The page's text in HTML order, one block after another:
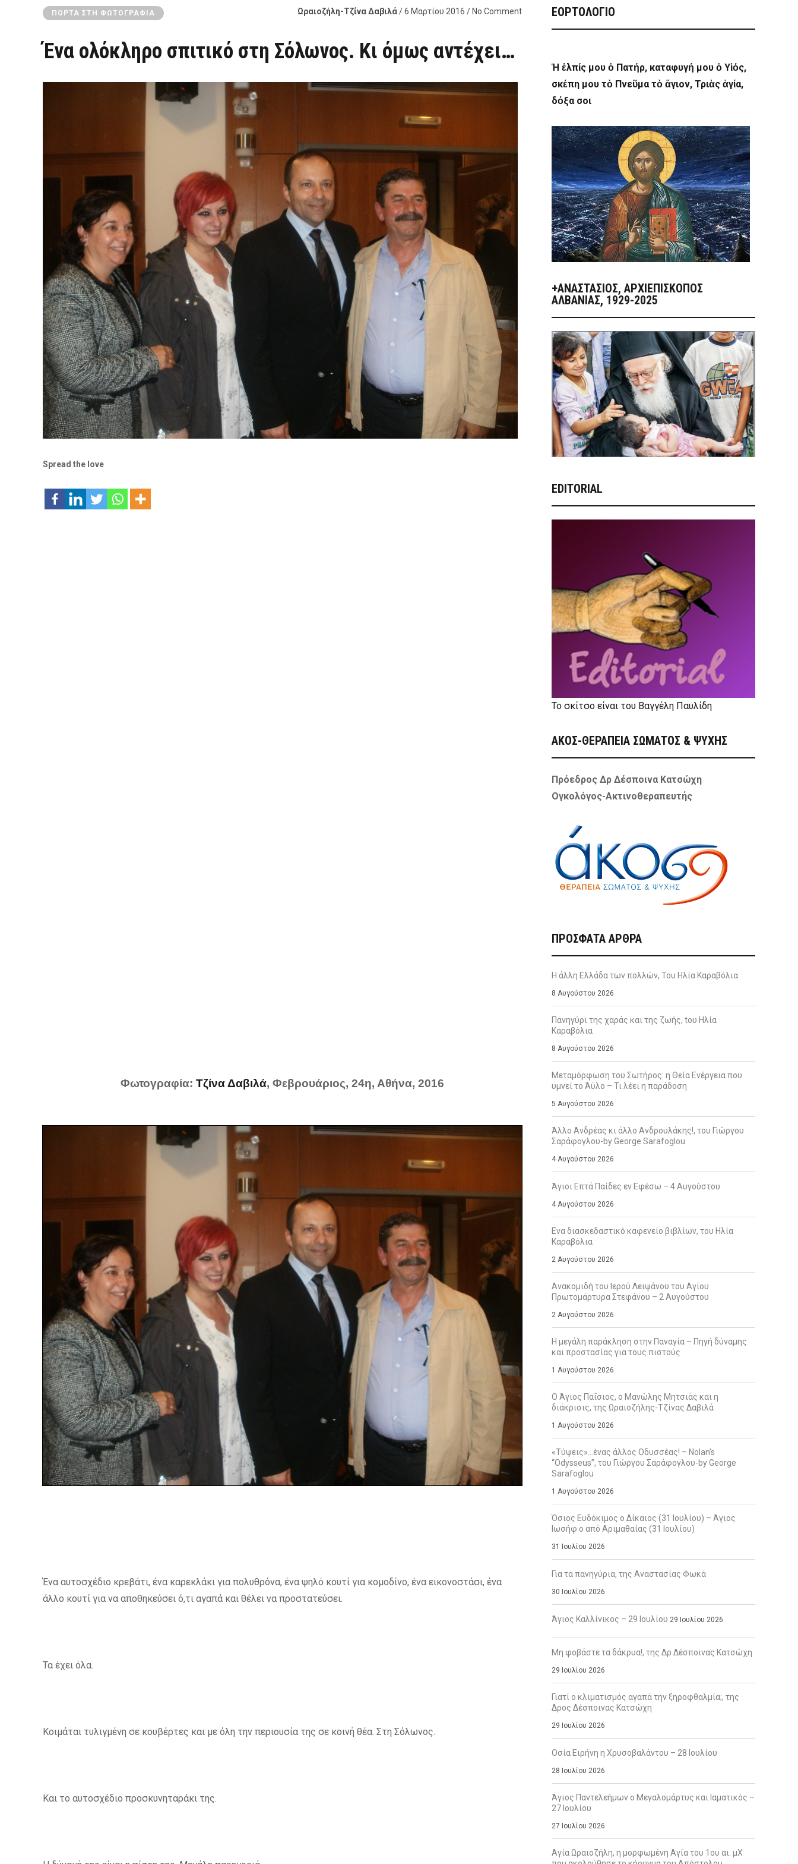
ΠΌΡΤΑ ΣΤΗ ΦΩΤΟΓΡΑΦΊΑ Ωραιοζήλη-Τζίνα Δαβιλά/ 6 Μαρτίου 2016 / No Comment
Ένα ολόκληρο σπιτικό στη Σόλωνος. Κι όμως αντέχει…
Spread the love
Φωτογραφία: Τζίνα Δαβιλά, Φεβρουάριος, 24η, Αθήνα, 2016
Ένα αυτοσχέδιο κρεβάτι, ένα καρεκλάκι για πολυθρόνα, ένα ψηλό κουτί για κομοδίνο, ένα εικονοστάσι, ένα
άλλο κουτί για να αποθηκεύσει ό,τι αγαπά και θέλει να προστατεύσει.
Τα έχει όλα.
Κοιμάται τυλιγμένη σε κουβέρτες και με όλη την περιουσία της σε κοινή θέα. Στη Σόλωνος.
Και το αυτοσχέδιο προσκυνηταράκι της.
ΕΟΡΤΟΛΟΓΙΟ
Ἡ ἐλπίς μου ὁ Πατήρ, καταφυγή μου ὁ Υἱός,
σκέπη μου τὸ Πνεῦμα τὸ ἅγιον, Τριὰς ἁγία,
δόξα σοι
+ΑΝΑΣΤΆΣΙΟΣ, ΑΡΧΙΕΠΊΣΚΟΠΟΣ
ΑΛΒΑΝΊΑΣ, 1929-2025
EDITORIAL
Το σκίτσο είναι του Βαγγέλη Παυλίδη
ΑΚΟΣ-ΘΕΡΑΠΕΙΑ ΣΩΜΑΤΟΣ & ΨΥΧΗΣ
Πρόεδρος Δρ Δέσποινα Κατσώχη
Ογκολόγος-Ακτινοθεραπευτής
ΠΡΌΣΦΑΤΑ ΆΡΘΡΑ
Η άλλη Ελλάδα των πολλών, Του Ηλία Καραβόλια
8 Αυγούστου 2026
Πανηγύρι της χαράς και της ζωής, tου Ηλία
Καραβόλια
8 Αυγούστου 2026
Μεταμόρφωση του Σωτήρος: η Θεία Ενέργεια που
υμνεί το Άϋλο – Τι λέει η παράδοση
5 Αυγούστου 2026
Άλλο Ανδρέας κι άλλο Ανδρουλάκης!, του Γιώργου
Σαράφογλου-by George Sarafoglou
4 Αυγούστου 2026
Άγιοι Επτά Παίδες εν Εφέσω – 4 Αυγούστου
4 Αυγούστου 2026
Ενα διασκεδαστικό καφενείο βιβλίων, του Ηλία
Καραβόλια
2 Αυγούστου 2026
Ανακομιδή του Ιερού Λειψάνου του Αγίου
Πρωτομάρτυρα Στεφάνου – 2 Αυγούστου
2 Αυγούστου 2026
Η μεγάλη παράκληση στην Παναγία – Πηγή δύναμης
και προστασίας για τους πιστούς
1 Αυγούστου 2026
Ο Άγιος Παΐσιος, ο Μανώλης Μητσιάς και η
διάκρισις, της Ωραιοζήλης-Τζίνας Δαβιλά
1 Αυγούστου 2026
«Τύψεις»…ένας άλλος Οδυσσέας! – Nolan’s
“Odysseus”, του Γιώργου Σαράφογλου-by George
Sarafoglou
1 Αυγούστου 2026
Όσιος Ευδόκιμος ο Δίκαιος (31 Ιουλίου) – Άγιος
Ιωσήφ ο από Αριμαθαίας (31 Ιουλίου)
31 Ιουλίου 2026
Για τα πανηγύρια, της Αναστασίας Φωκά
30 Ιουλίου 2026
Άγιος Καλλίνικος – 29 Ιουλίου 29 Ιουλίου 2026
Μη φοβάστε τα δάκρυα!, της Δρ Δέσποινας Κατσώχη
29 Ιουλίου 2026
Γιατί ο κλιματισμός αγαπά την ξηροφθαλμία;, της
Δρος Δέσποινας Κατσώχη
29 Ιουλίου 2026
Οσία Ειρήνη η Χρυσοβαλάντου – 28 Ιουλίου
28 Ιουλίου 2026
Άγιος Παντελεήμων ο Μεγαλομάρτυς και Ιαματικός –
27 Ιουλίου
27 Ιουλίου 2026
Αγία Ωραιοζήλη, η μορφωμένη Αγία του 1ου αι. μΧ